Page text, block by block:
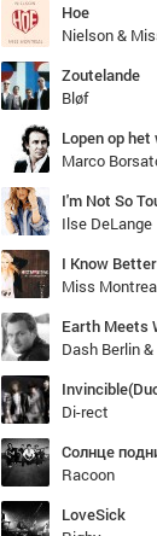
Hoe
Nielson &
Zoutelande
Bløf
Lopen op
Marco
I'm Not So
Ilse DeLange
I Know Better
Miss
Earth Meets
Dash Berlin
Di-rect
Солнце
Racoon
LoveSick